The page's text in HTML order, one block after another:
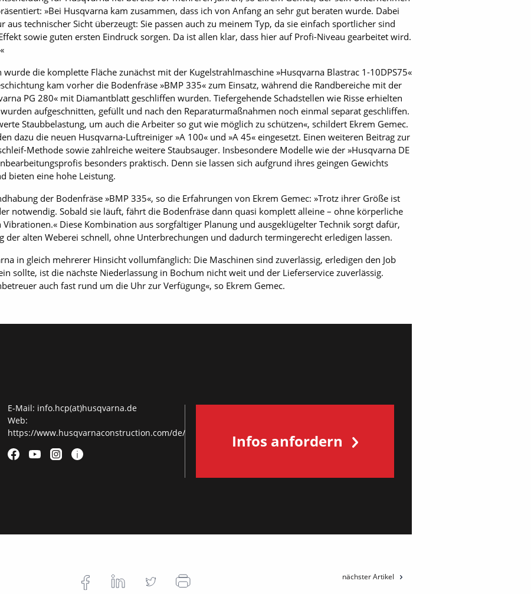
»Bei Husqvarna kam zusammen, dass ich von Anfang an sehr gut beraten wurde. Dabei
technischer Sicht überzeugt: Sie passen auch zu meinem Typ, da sie einfach sportlicher sind
sowie guten ersten Eindruck sorgen. Da ist allen klar, dass hier auf Profi-Niveau gearbeitet wird.
wurde die komplette Fläche zunächst mit der Kugelstrahlmaschine »Husqvarna Blastrac 1-10DPS75«
kam vorher die Bodenfräse »BMP 335« zum Einsatz, während die Randbereiche mit der
PG 280« mit Diamantblatt geschliffen wurden. Tiefergehende Schadstellen wie Risse erhielten
aufgeschnitten, gefüllt und nach den Reparaturmaßnahmen noch einmal separat geschliffen.
Staubbelastung, um auch die Arbeiter so gut wie möglich zu schützen«, schildert Ekrem Gemec.
dazu die neuen Husqvarna-Luftreiniger »A 100« und »A 45« eingesetzt. Einen weiteren Beitrag zur
Methode sowie zahlreiche weitere Staubsauger. Insbesondere Modelle wie der »Husqvarna DE
besonders praktisch. Denn sie lassen sich aufgrund ihres geingen Gewichts
bieten eine hohe Leistung.
der Bodenfräse »BMP 335«, so die Erfahrungen von Ekrem Gemec: »Trotz ihrer Größe ist
notwendig. Sobald sie läuft, fährt die Bodenfräse dann quasi komplett alleine – ohne körperliche
Diese Kombination aus sorgfältiger Planung und ausgeklügelter Technik sorgt dafür,
der alten Weberei schnell, ohne Unterbrechungen und dadurch termingerecht erledigen lassen.
in gleich mehrerer Hinsicht vollumfänglich: Die Maschinen sind zuverlässig, erledigen den Job
sollte, ist die nächste Niederlassung in Bochum nicht weit und der Lieferservice zuverlässig.
auch fast rund um die Uhr zur Verfügung«, so Ekrem Gemec.
E-Mail: info.hcp(at)husqvarna.de
Web:
https://www.husqvarnaconstruction.com/de/
Infos anfordern
nächster Artikel